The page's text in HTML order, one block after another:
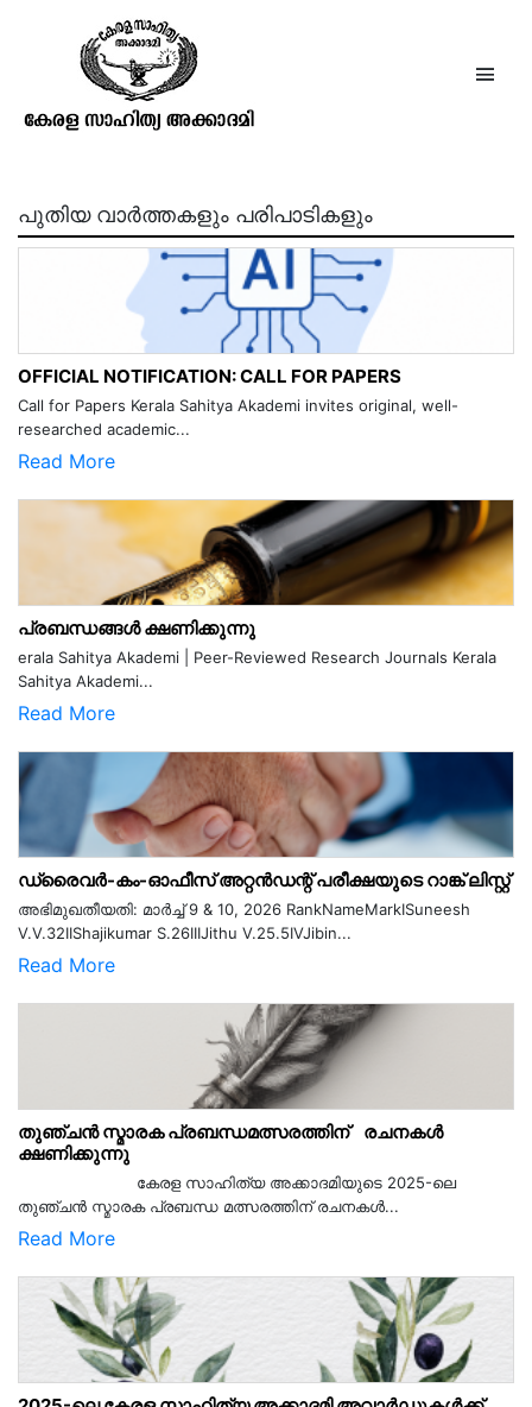
The Journal of the Anthropological
society of Bombay
പുതിയ വാർത്തകളും പരിപാടികളും
OFFICIAL NOTIFICATION: CALL FOR PAPERS
Call for Papers Kerala Sahitya Akademi invites original, well-
researched academic...
Read More
പ്രബന്ധങ്ങൾ ക്ഷണിക്കുന്നു
erala Sahitya Akademi | Peer-Reviewed Research Journals Kerala
Sahitya Akademi...
Read More
ഡ്രൈവർ-കം-ഓഫീസ് അറ്റൻഡന്റ് പരീക്ഷയുടെ റാങ്ക് ലിസ്റ്റ്
അഭിമുഖതീയതി: മാർച്ച് 9 & 10, 2026 RankNameMarkISuneesh
V.V.32IIShajikumar S.26IIIJithu V.25.5IVJibin...
Read More
തുഞ്ചൻ സ്മാരക പ്രബന്ധമത്സരത്തിന് രചനകൾ
ക്ഷണിക്കുന്നു
കേരള സാഹിത്യ അക്കാദമിയുടെ 2025-ലെ
തുഞ്ചൻ സ്മാരക പ്രബന്ധ മത്സരത്തിന് രചനകൾ...
Read More